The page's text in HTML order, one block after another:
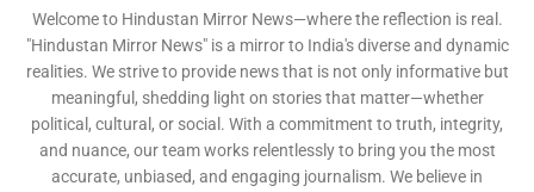
Welcome to Hindustan Mirror News—where the reflection is real.
"Hindustan Mirror News" is a mirror to India's diverse and dynamic
realities. We strive to provide news that is not only informative but
meaningful, shedding light on stories that matter—whether
political, cultural, or social. With a commitment to truth, integrity,
and nuance, our team works relentlessly to bring you the most
accurate, unbiased, and engaging journalism. We believe in